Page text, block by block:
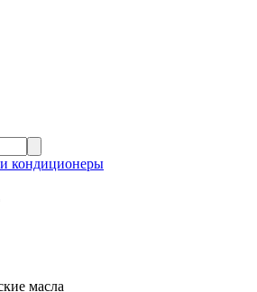
кондиционеры
масла